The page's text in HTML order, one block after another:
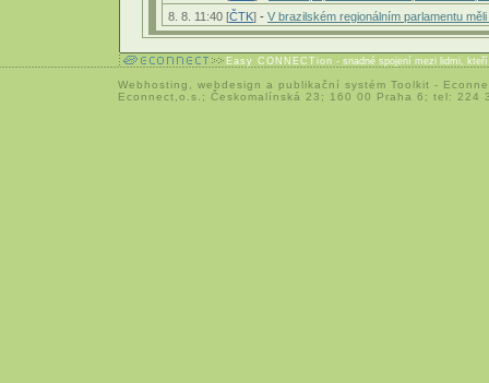
8. 8. 11:40 [ČTK] - V brazilském regionálním parlamentu
Easy CONNECTion - snadné spojení mezi lidmi,
Webhosting webdesign a publikační systém Toolkit -
Econnect,o.s.; Českomalínská 23; 160 00 Praha 6; tel: 224